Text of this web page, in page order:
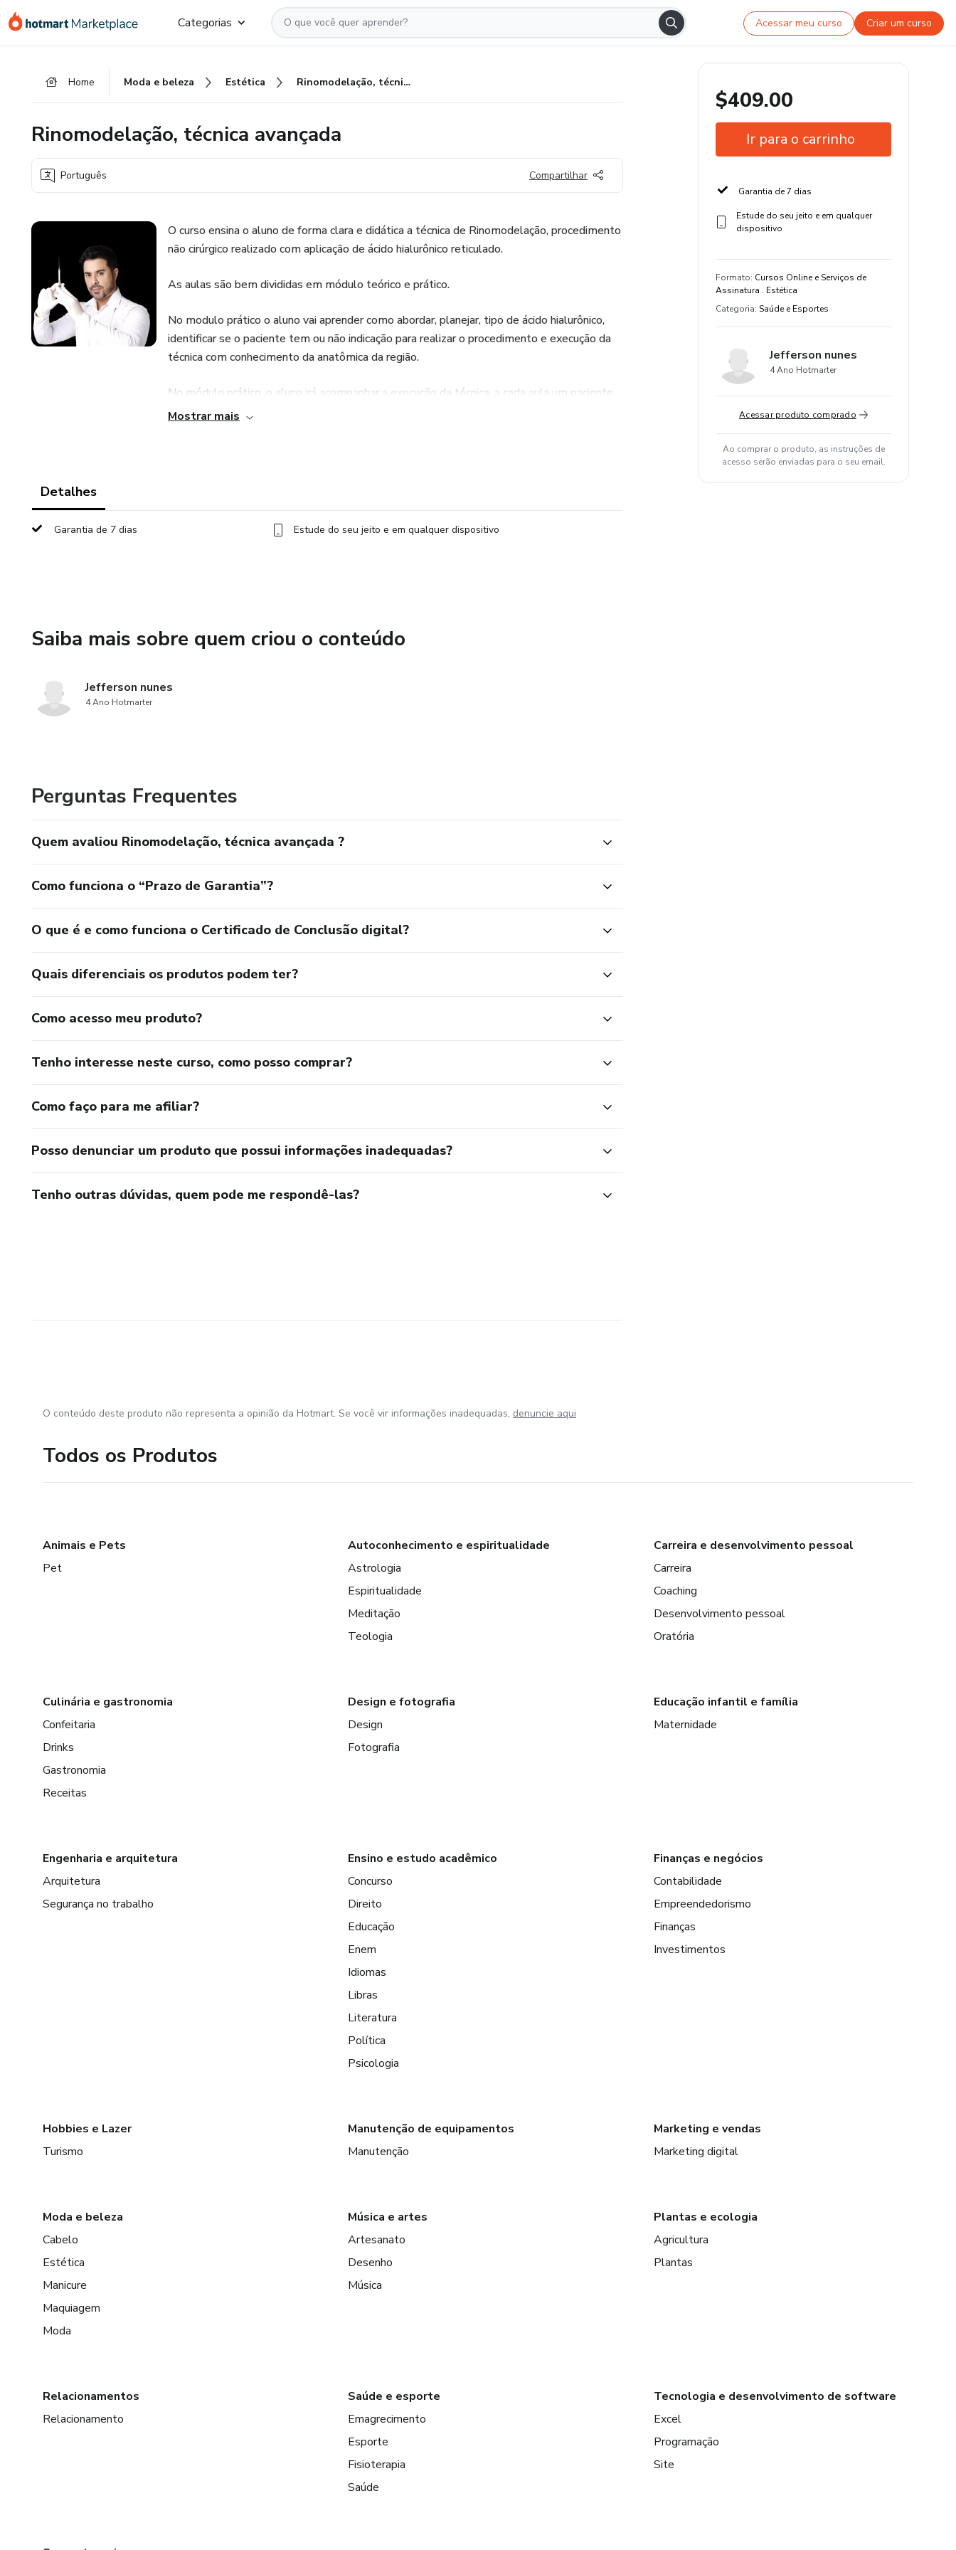
para
para
para
Categorias Acessar meu curso Criar um curso
Home Moda e beleza Estética Rinomodelação, técnica avançada
Rinomodelação, técnica avançada
Português Compartilhar
O curso ensina o aluno de forma clara e didática a técnica de Rinomodelação, procedimento
não cirúrgico realizado com aplicação de ácido hialurônico reticulado.
As aulas são bem divididas em módulo teórico e prático.
No modulo prático o aluno vai aprender como abordar, planejar, tipo de ácido hialurônico,
identificar se o paciente tem ou não indicação para realizar o procedimento e execução da
técnica com conhecimento da anatômica da região.
No módulo prático, o aluno irá acompanhar a execução da técnica, a cada aula um paciente
com uma necessidade diferente. Desta forma aluno terá segurança e conhecimento para
Mostrar mais
Detalhes
Garantia de 7 dias Estude do seu jeito e em qualquer dispositivo
Saiba mais sobre quem criou o conteúdo
Jefferson nunes
4 Ano Hotmarter
Perguntas Frequentes
Quem avaliou Rinomodelação, técnica avançada ?
Como funciona o “Prazo de Garantia”?
O que é e como funciona o Certificado de Conclusão digital?
Quais diferenciais os produtos podem ter?
Como acesso meu produto?
Tenho interesse neste curso, como posso comprar?
Como faço para me afiliar?
Posso denunciar um produto que possui informações inadequadas?
Tenho outras dúvidas, quem pode me respondê-las?
$409.00
Ir para o carrinho
Garantia de 7 dias
Estude do seu jeito e em qualquer
dispositivo
Formato: Cursos Online e Serviços de
Assinatura . Estética
Categoria: Saúde e Esportes
Jefferson nunes
4 Ano Hotmarter
Acessar produto comprado
Ao comprar o produto, as instruções de
acesso serão enviadas para o seu email.
O conteúdo deste produto não representa a opinião da Hotmart. Se você vir informações inadequadas, denuncie aqui
Todos os Produtos
Animais e Pets
Pet
Autoconhecimento e espiritualidade
Astrologia
Espiritualidade
Meditação
Teologia
Carreira e desenvolvimento pessoal
Carreira
Coaching
Desenvolvimento pessoal
Oratória
Culinária e gastronomia
Confeitaria
Drinks
Gastronomia
Receitas
Design e fotografia
Design
Fotografia
Educação infantil e família
Maternidade
Engenharia e arquitetura
Arquitetura
Segurança no trabalho
Ensino e estudo acadêmico
Concurso
Direito
Educação
Enem
Idiomas
Libras
Literatura
Política
Psicologia
Finanças e negócios
Contabilidade
Empreendedorismo
Finanças
Investimentos
Hobbies e Lazer
Turismo
Manutenção de equipamentos
Manutenção
Marketing e vendas
Marketing digital
Moda e beleza
Cabelo
Estética
Manicure
Maquiagem
Moda
Música e artes
Artesanato
Desenho
Música
Plantas e ecologia
Agricultura
Plantas
Relacionamentos
Relacionamento
Saúde e esporte
Emagrecimento
Esporte
Fisioterapia
Saúde
Tecnologia e desenvolvimento de software
Excel
Programação
Site